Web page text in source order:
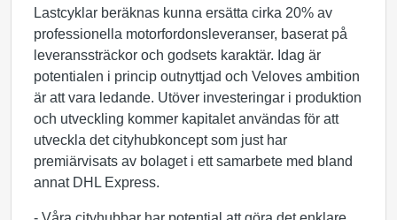
Lastcyklar beräknas kunna ersätta cirka 20% av
professionella motorfordonsleveranser, baserat på
leveranssträckor och godsets karaktär. Idag är
potentialen i princip outnyttjad och Veloves ambition
är att vara ledande. Utöver investeringar i produktion
och utveckling kommer kapitalet användas för att
utveckla det cityhubkoncept som just har
premiärvisats av bolaget i ett samarbete med bland
annat DHL Express.